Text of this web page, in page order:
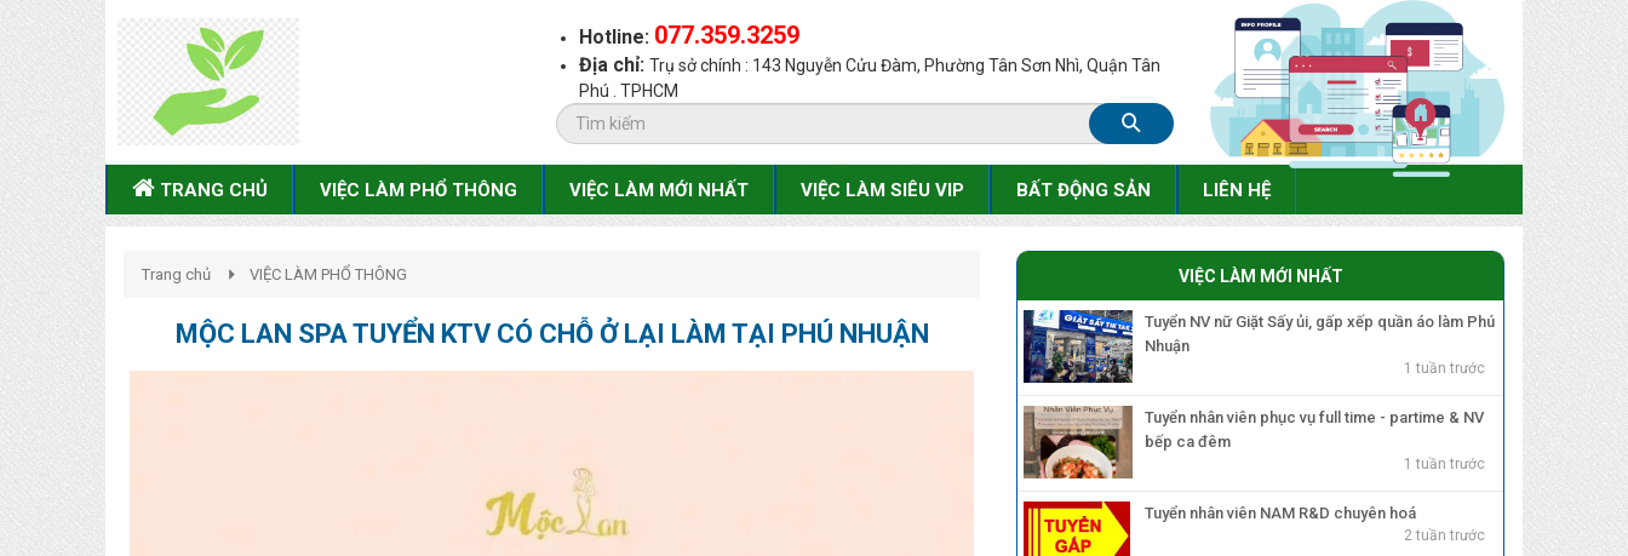
Hotline: 077.359.3259
Địa chỉ: Trụ sở chính : 143 Nguyễn Cửu Đàm, Phường Tân Sơn Nhì, Quận Tân
Phú . TPHCM
TRANG CHỦ VIỆC LÀM PHỔ THÔNG VIỆC LÀM MỚI NHẤT VIỆC LÀM SIÊU VIP BẤT ĐỘNG SẢN LIÊN HỆ
Trang chủ VIỆC LÀM PHỔ THÔNG
MỘC LAN SPA TUYỂN KTV CÓ CHỖ Ở LẠI LÀM TẠI PHÚ NHUẬN
VIỆC LÀM MỚI NHẤT
Tuyển NV nữ Giặt Sấy ủi, gấp xếp quần áo làm Phú
Nhuận
1 tuần trước
Tuyển nhân viên phục vụ full time - partime & NV
bếp ca đêm
1 tuần trước
Tuyển nhân viên NAM R&D chuyên hoá
2 tuần trước